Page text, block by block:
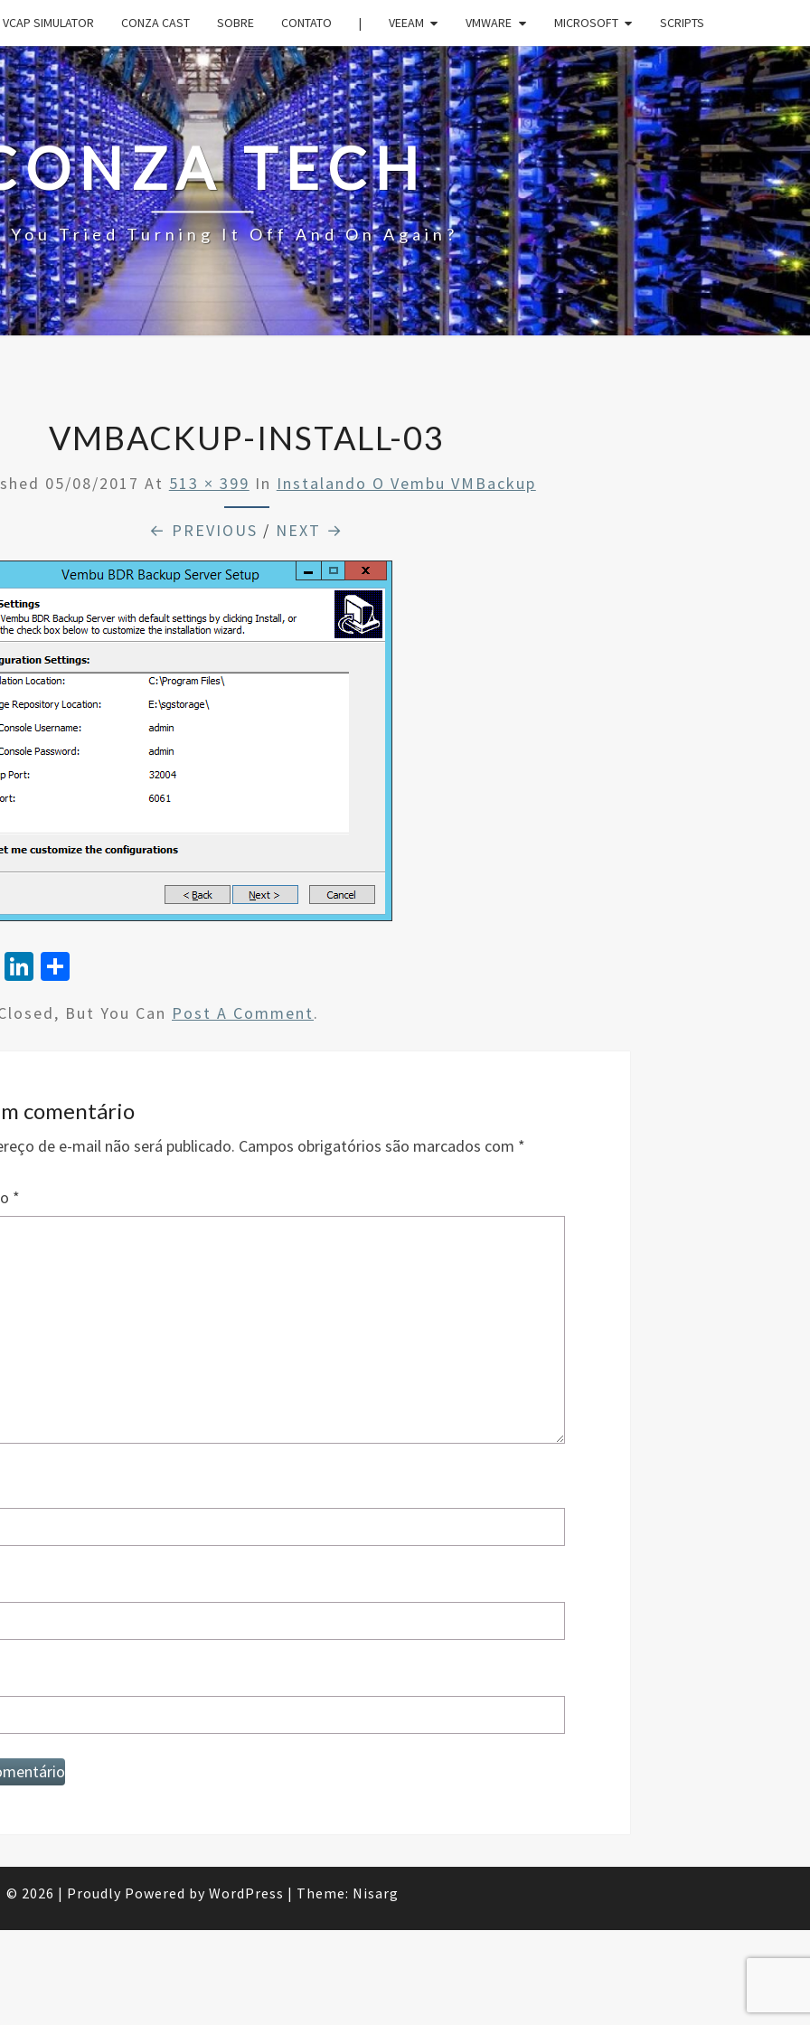
VCAP SIMULATOR CONZA CAST SOBRE CONTATO | VEEAM VMWARE MICROSOFT SCRIPTS
TECH
You Tried Turning It Off And On Again?
VMBACKUP-INSTALL-03
05/08/2017 At 513 × 399 In Instalando O Vembu VMBackup
← PREVIOUS / NEXT →
Li
ke ar
But You Can Post A Comment.
comentário
de e-mail não será publicado. Campos obrigatórios são marcados com *
*
© 2026 | Proudly Powered by WordPress | Theme: Nisarg